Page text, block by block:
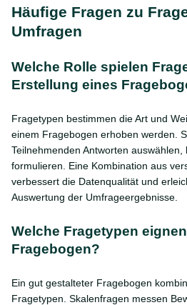
Häufige Fragen zu
Umfragen
Welche Rolle spielen
Erstellung eines
Fragetypen bestimmen die Art und
einem Fragebogen erhoben werden.
Teilnehmenden Antworten
formulieren. Eine Kombination aus
verbessert die Datenqualität und
Auswertung der Umfrageergebnisse.
Welche Fragetypen
Fragebogen?
Ein gut gestalteter Fragebogen
Fragetypen. Skalenfragen messen